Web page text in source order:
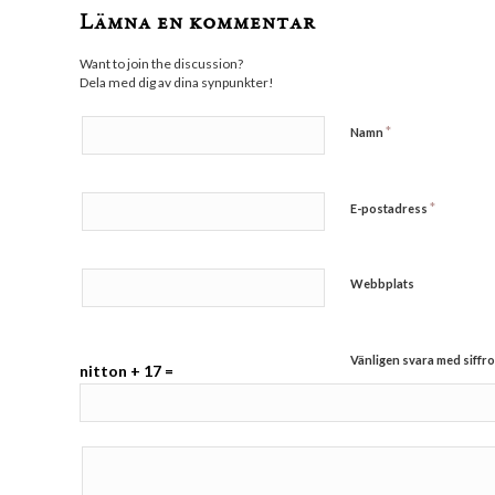
Lämna en kommentar
Want to join the discussion?
Dela med dig av dina synpunkter!
Namn *
E-postadress *
Webbplats
Vänligen svara med
nitton + 17 =